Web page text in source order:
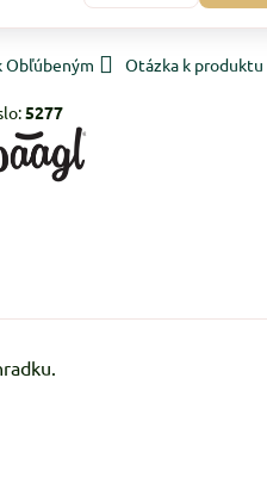
Obľúbeným Otázka k produktu
5277